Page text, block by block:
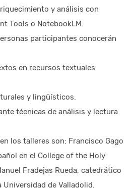
y análisis con
Tools o NotebookLM.
participantes conocerán
en recursos textuales
y lingüísticos.
técnicas de análisis y lectura
los talleres son: Francisco Gago
en el College of the Holy
Fradejas Rueda, catedrático
Universidad de Valladolid.